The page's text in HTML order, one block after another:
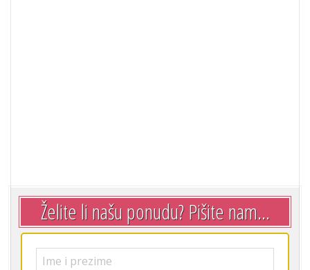
Želite li našu ponudu? Pišite nam...